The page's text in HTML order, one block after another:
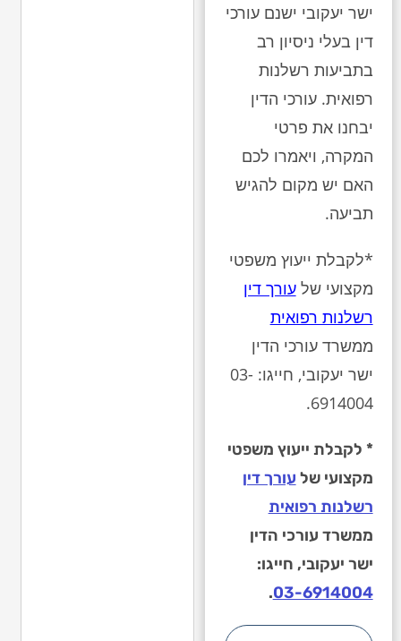
ישר יעקובי ישנם עורכי
דין בעלי ניסיון רב
בתביעות רשלנות
רפואית. עורכי הדין
יבחנו את פרטי
המקרה, ויאמרו לכם
האם יש מקום להגיש
תביעה.
*לקבלת ייעוץ משפטי
מקצועי שלעורך דין
רשלנות רפואית
ממשרד עורכי הדין
ישר יעקובי, חייגו: 03-
6914004.
* לקבלת ייעוץ משפטי
מקצועי של עורך דין
רשלנות רפואית
ממשרד עורכי הדין
ישר יעקובי, חייגו:
03-6914004
.